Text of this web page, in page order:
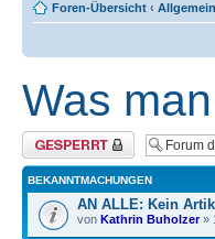
Foren-Übersicht ‹
Was
Forum gesperrt
BEKANNTMACHUNGEN
AN ALLE: Kein
von Kathrin Buholzer»